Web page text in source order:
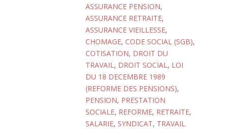
ASSURANCE PENSION,
ASSURANCE RETRAITE,
ASSURANCE VIEILLESSE,
CHOMAGE, CODE SOCIAL (SGB),
COTISATION, DROIT DU
TRAVAIL, DROIT SOCIAL, LOI
DU 18 DECEMBRE 1989
(REFORME DES PENSIONS),
PENSION, PRESTATION
SOCIALE, REFORME, RETRAITE,
SALARIE, SYNDICAT, TRAVAIL